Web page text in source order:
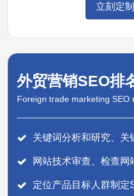
立刻定
外贸营销SEO排
Foreign trade marketing SEO
关键词分析和研究、关
网站技术审查、检查网
定位产品目标人群制定